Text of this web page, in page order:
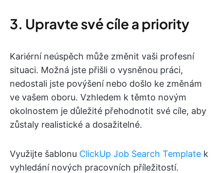
3. Upravte své cíle a priority
Kariérní neúspěch může změnit vaši profesní
situaci. Možná jste přišli o vysněnou práci,
nedostali jste povýšení nebo došlo ke změnám
ve vašem oboru. Vzhledem k těmto novým
okolnostem je důležité přehodnotit své cíle, aby
zůstaly realistické a dosažitelné.
Využijte šablonu ClickUp Job Search Template k
vyhledání nových pracovních příležitostí.